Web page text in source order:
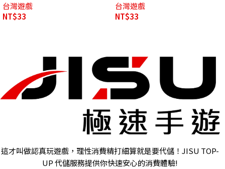
台灣遊戲
NT$33
台灣遊戲
NT$33
這才叫做認真玩遊戲，理性消費精打細算就是要代儲！JISU TOP-
UP 代儲服務提供你快速安心的消費體驗!